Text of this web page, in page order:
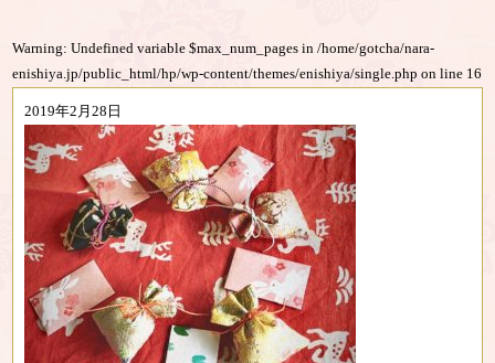
Warning: Undefined variable $max_num_pages in/home/gotcha/nara-
enishiya.jp/public_html/hp/wp-content/themes/enishiya/single.php on line 16
2019年2月28日